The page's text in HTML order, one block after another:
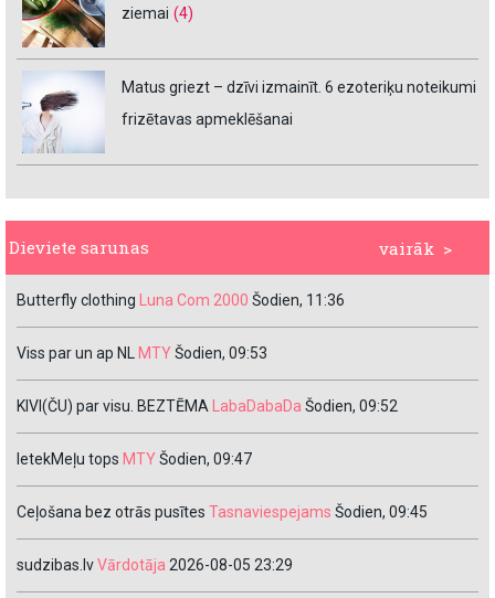
ziemai (4)
Matus griezt – dzīvi izmainīt. 6 ezoteriķu noteikumi
frizētavas apmeklēšanai
vairāk >
Dieviete sarunas
Butterfly clothing Luna Com 2000 Šodien, 11:36
Viss par un ap NL MTYŠodien, 09:53
KIVI(ČU) par visu. BEZTĒMA LabaDabaDa Šodien, 09:52
IetekMeļu tops MTYŠodien, 09:47
Ceļošana bez otrās pusītes Tasnaviespejams Šodien, 09:45
sudzibas.lvVārdotāja 2026-08-05 23:29